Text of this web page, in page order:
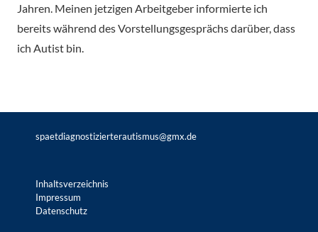
Jahren. Meinen jetzigen Arbeitgeber informierte ich
bereits während des Vorstellungsgesprächs darüber, dass
ich Autist bin.
spaetdiagnostizierterautismus@gmx.de
Inhaltsverzeichnis
Impressum
Datenschutz